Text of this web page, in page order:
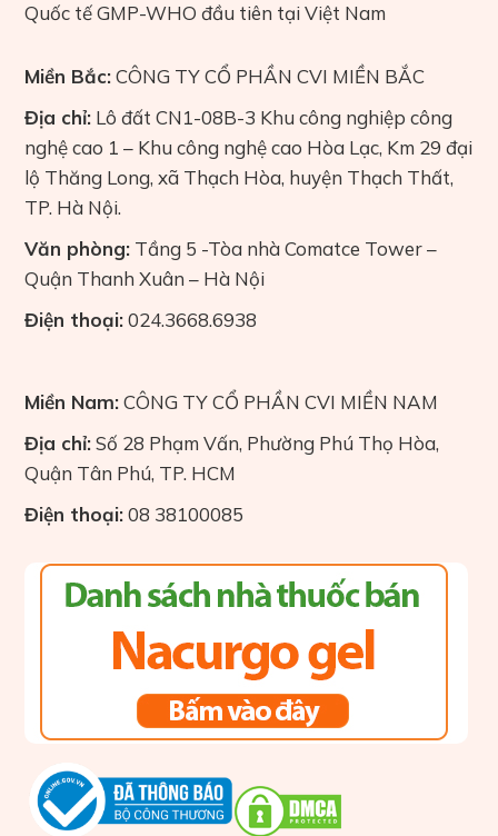
Quốc tế GMP-WHO đầu tiên tại Việt Nam
Miền Bắc:CÔNG TY CỔ PHẦN CVI MIỀN BẮC
Địa chỉ: Lô đất CN1-08B-3 Khu công nghiệp công
nghệ cao 1 – Khu công nghệ cao Hòa Lạc, Km 29 đại
lộ Thăng Long, xã Thạch Hòa, huyện Thạch Thất,
TP. Hà Nội.
Văn phòng: Tầng 5 -Tòa nhà Comatce Tower –
Quận Thanh Xuân – Hà Nội
Điện thoại: 024.3668.6938
Miền Nam:CÔNG TY CỔ PHẦN CVI MIỀN NAM
Địa chỉ:Số 28 Phạm Vấn, Phường Phú Thọ Hòa,
Quận Tân Phú, TP. HCM
Điện thoại: 08 38100085